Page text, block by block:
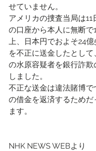
せていません。
アメリカの捜査当局は11
の口座から本人に無断
上、日本円でおよそ24
を不正に送金したとして
の水原容疑者を銀行詐欺
しました。
不正な送金は違法賭博
の借金を返済するためだ
ます。
NHK NEWS WEBより